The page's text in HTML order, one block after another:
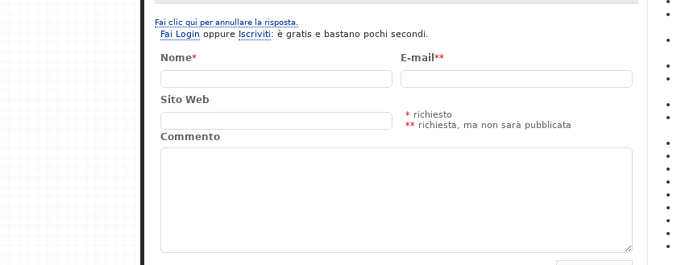
Fai clic qui per annullare la risposta.
Fai Login oppure Iscriviti: è gratis e bastano pochi secondi.
Nome* E-mail **
Sito Web
* richiesto
** richiesta, ma non sarà pubblicata
Commento